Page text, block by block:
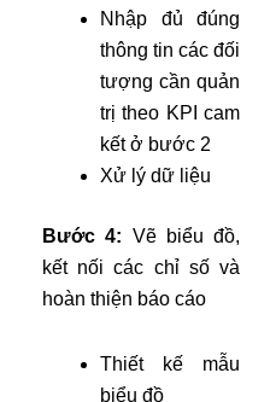
Nhập đủ đúng
thông tin các đối
tượng cần quản
trị theo KPI cam
kết ở bước 2
Xử lý dữ liệu
Bước 4: Vẽ biểu đồ,
kết nối các chỉ số và
hoàn thiện báo cáo
Thiết kế mẫu
biểu đồ